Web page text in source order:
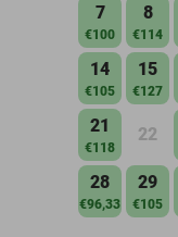
7
€100
8
€114
14
€105
15
€127
21
€118
22
28
€96,33
29
€105